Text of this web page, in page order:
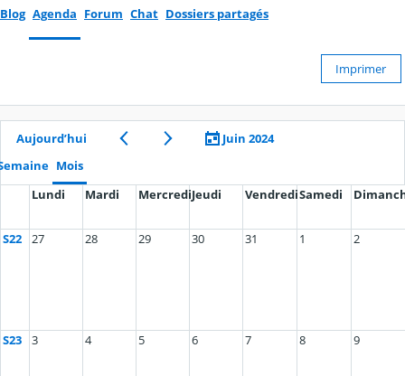
Blog Agenda Forum Chat Dossiers partagés
Imprimer
Aujourd’hui
Juin 2024
Mois
Lundi
Mardi MercrediJeudi VendrediSamedi
S22 27 28 29 30 31 1 2
S23 3 4 5 6 7 8 9